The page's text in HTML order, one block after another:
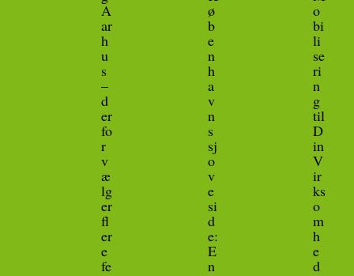
A
ar
h
u
s
–
d
er
fo
r
v
æ
lg
er
fl
er
e
fe
ø
b
e
n
h
a
v
n
s
sj
o
v
e
si
d
e:
E
n
o
bi
li
se
ri
n
g
til
D
in
V
ir
ks
o
m
h
e
d